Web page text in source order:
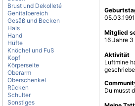
Brust und Dekolleté
Genitalbereich
Gesäß und Becken
Hals
Hand
Hüfte
Knöchel und Fuß
Kopf
Körperseite
Oberarm
Oberschenkel
Rücken
Schulter
Sonstiges
05.03.1991
Mitglied
16 Jahre 3
Aktivität
Luftmine
Du musst